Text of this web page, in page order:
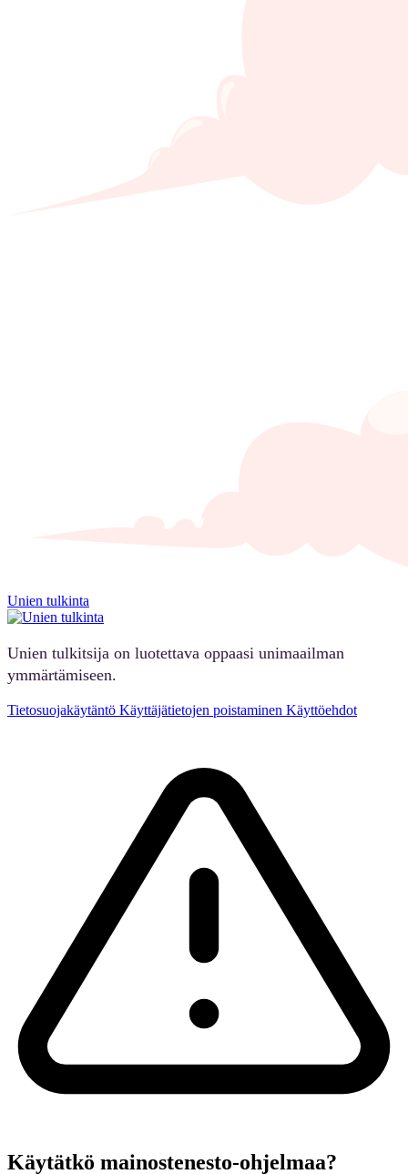
Unien tulkinta
Unien tulkitsija on luotettava oppaasi unimaailman
ymmärtämiseen.
Tietosuojakäytäntö Käyttäjätietojen poistaminen Käyttöehdot
Käytätkö mainostenesto-ohjelmaa?